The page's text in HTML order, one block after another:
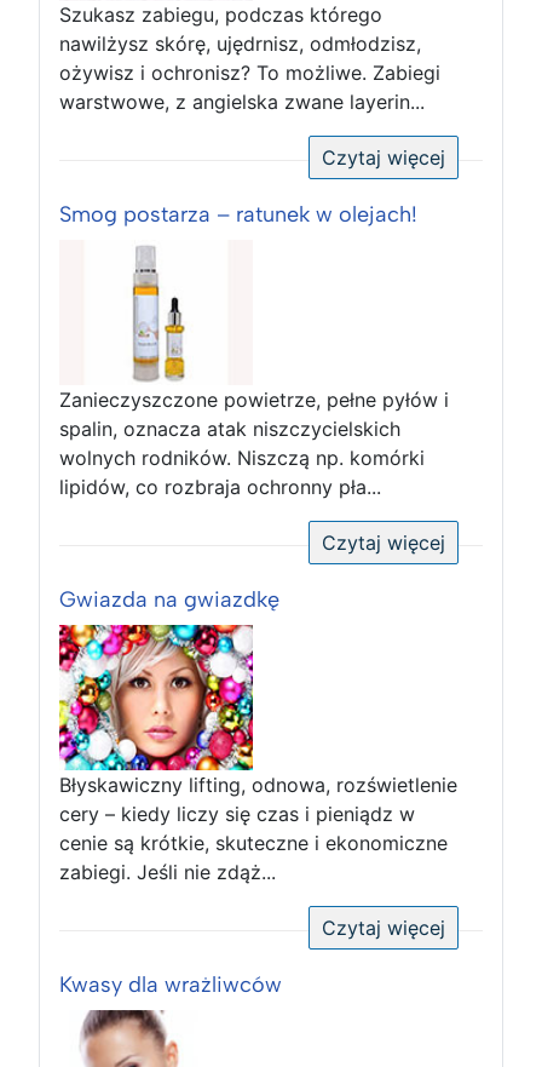
Szukasz zabiegu, podczas którego
nawilżysz skórę, ujędrnisz, odmłodzisz,
ożywisz i ochronisz? To możliwe. Zabiegi
warstwowe, z angielska zwane layerin...
Czytaj więcej
Smog postarza – ratunek w olejach!
Zanieczyszczone powietrze, pełne pyłów i
spalin, oznacza atak niszczycielskich
wolnych rodników. Niszczą np. komórki
lipidów, co rozbraja ochronny pła...
Czytaj więcej
Gwiazda na gwiazdkę
Błyskawiczny lifting, odnowa, rozświetlenie
cery – kiedy liczy się czas i pieniądz w
cenie są krótkie, skuteczne i ekonomiczne
zabiegi. Jeśli nie zdąż...
Czytaj więcej
Kwasy dla wrażliwców